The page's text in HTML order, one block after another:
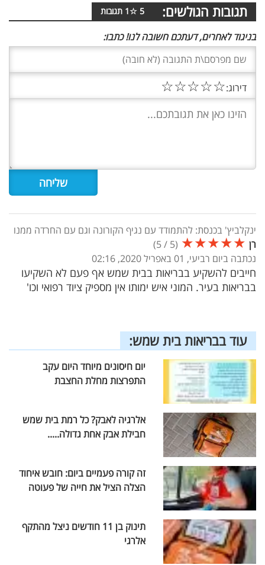
תגובות הגולשים: 5
☆
1 תגובות
בניגוד לאחרים, דעתכם חשובה לנו! כתבו:
דירוג:☆
☆
☆
☆
☆
ינקלביץ' בכנסת: להתמודד עם נגיף הקורונה וגם עם החרדה ממנו
רן ★
★
★
★
★
(
5
/
5
)
נכתבה ביום רביעי, 01 באפריל 2020, 02:16
חייבים להשקיע בבריאות בבית שמש אף פעם לא השקיעו
בבריאות בעיר. המוני איש ימותו אין מספיק ציוד רפואי וכו'
עוד בבריאות בית שמש:
יום חיסונים מיוחד היום עקב
התפרצות מחלת החצבת
אלרגיה לאבק? כל רמת בית שמש
חבילת אבק אחת גדולה.....
זה קורה פעמיים ביום: חובש איחוד
הצלה הציל את חייה של פעוטה
תינוק בן 11 חודשים ניצל מהתקף
אלרגי